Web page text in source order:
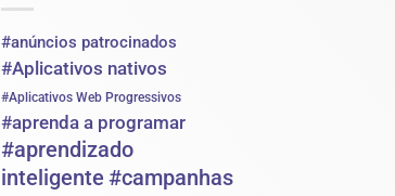
você
de
indicação
#anúncios patrocinados
#Aplicativos nativos
#Aplicativos Web Progressivos
#aprenda a programar
#aprendizado
inteligente #campanhas